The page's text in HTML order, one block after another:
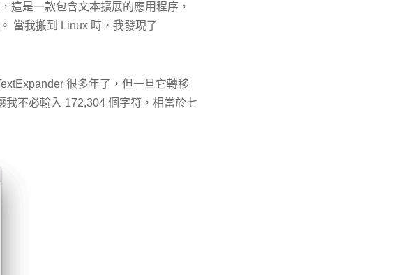
這是一款包含文本擴展的應用程序，
當我搬到 Linux 時，我發現了
很多年了，但一旦它轉移
我不必輸入 172,304 個字符，相當於七